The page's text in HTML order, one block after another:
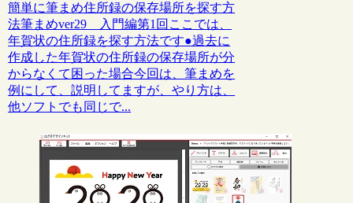
簡単に筆まめ住所録の保存場所を探す方
法筆まめver29 入門編第1回ここでは、
年賀状の住所録を探す方法です●過去に
作成した年賀状の住所録の保存場所が分
からなくて困った場合今回は、筆まめを
例にして、説明してますが、やり方は、
他ソフトでも同じで...